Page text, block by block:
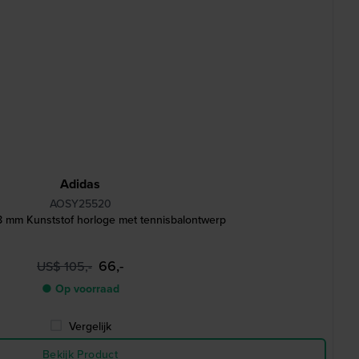
Adidas
AOSY25520
mm Kunststof horloge met tennisbalontwerp
US$ 105,- 66,-
● Op voorraad
Vergelijk
Bekijk Product